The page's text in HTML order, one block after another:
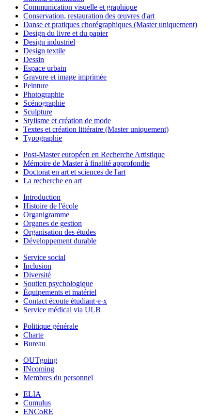
Communication visuelle et graphique
Conservation, restauration des œuvres d'art
Danse et pratiques chorégraphiques (Master uniquement)
Design du livre et du papier
Design industriel
Design textile
Dessin
Espace urbain
Gravure et image imprimée
Peinture
Photographie
Scénographie
Sculpture
Stylisme et création de mode
Textes et création littéraire (Master uniquement)
Typographie
Post-Master européen en Recherche Artistique
Mémoire de Master à finalité approfondie
Doctorat en art et sciences de l'art
La recherche en art
Introduction
Histoire de l'école
Organigramme
Organes de gestion
Organisation des études
Développement durable
Service social
Inclusion
Diversité
Soutien psychologique
Équipements et matériel
Contact écoute étudiant·e·x
Service médical via ULB
Politique générale
Charte
Bureau
OUTgoing
INcoming
Membres du personnel
ELIA
Cumulus
ENCoRE